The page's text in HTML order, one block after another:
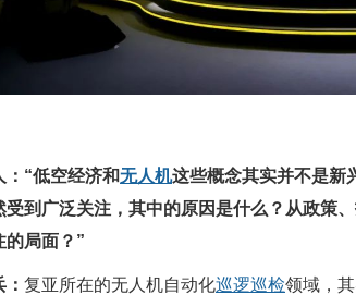
：“低空经济和无人机这些概念其实并不是新
受到广泛关注，其中的原因是什么？从政策
的局面？”
复亚所在的无人机自动化巡逻巡检领域，